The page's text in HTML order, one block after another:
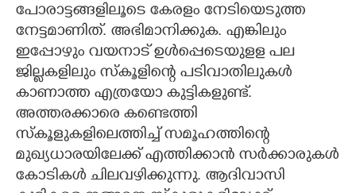
പോരാട്ടങ്ങളിലൂടെ കേരളം നേടിയെടുത്ത
നേട്ടമാണിത്. അഭിമാനിക്കുക. എങ്കിലും
ഇപ്പോഴും വയനാട് ഉൾപ്പെടെയുളള പല
ജില്ലകളിലും സ്കൂളിന്റെ പടിവാതിലുകൾ
കാണാത്ത എത്രയോ കുട്ടികളുണ്ട്.
അത്തരക്കാരെ കണ്ടെത്തി
സ്കൂളുകളിലെത്തിച്ച് സമൂഹത്തിന്റെ
മുഖ്യധാരയിലേക്ക് എത്തിക്കാൻ സർക്കാരുകൾ
കോടികൾ ചിലവഴിക്കുന്നു. ആദിവാസി